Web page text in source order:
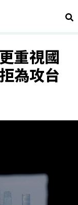
搜
重視國
為攻台